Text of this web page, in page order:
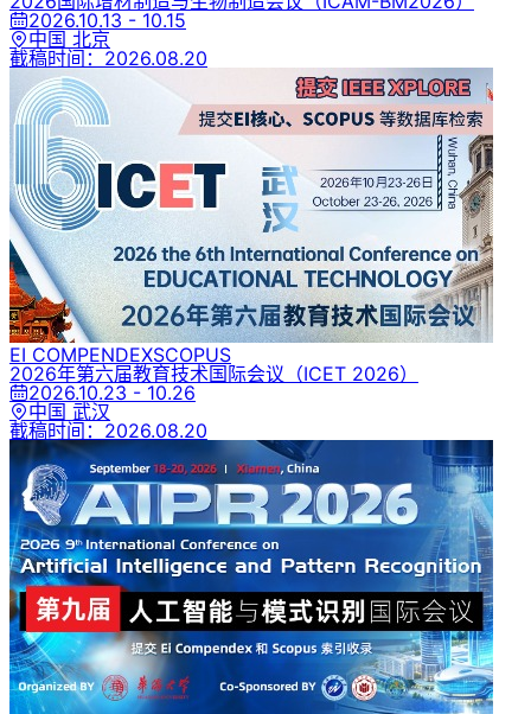
2026.10.13 - 10.15
中国 北京
截稿时间： 2026.08.20
EI COMPENDEXSCOPUS
2026年第六届教育技术国际会议 （ICET 2026）
2026.10.23 - 10.26
中国 武汉
截稿时间： 2026.08.20